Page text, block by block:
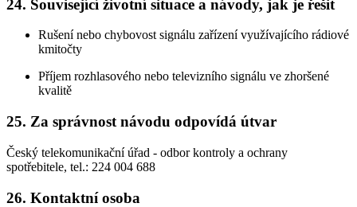
24. Související životní situace a návody, jak je řešit
Rušení nebo chybovost signálu zařízení využívajícího rádiové
kmitočty
Příjem rozhlasového nebo televizního signálu ve zhoršené
kvalitě
25. Za správnost návodu odpovídá útvar
Český telekomunikační úřad - odbor kontroly a ochrany
spotřebitele, tel.: 224 004 688
26. Kontaktní osoba